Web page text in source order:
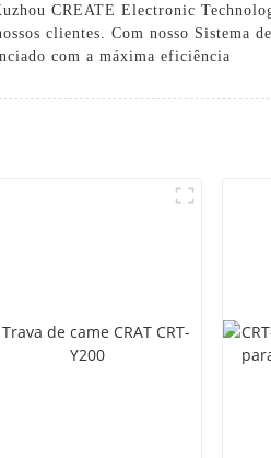
CREATE Electronic
clientes. Com nosso Sistema
com a máxima eficiência